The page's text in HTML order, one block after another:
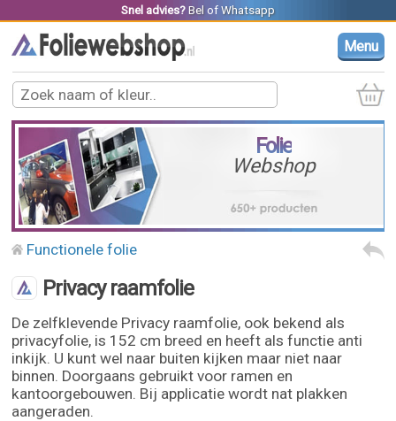
Snel advies? Belof Whatsapp
Menu
Folie
Webshop
Functionele folie
Privacy raamfolie
De zelfklevende Privacy raamfolie, ook bekend als
privacyfolie, is 152 cm breed en heeft als functie anti
inkijk. U kunt wel naar buiten kijken maar niet naar
binnen. Doorgaans gebruikt voor ramen en
kantoorgebouwen. Bij applicatie wordt nat plakken
aangeraden.